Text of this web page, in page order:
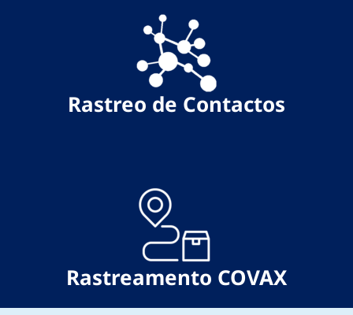
Rastreo de Contactos
Rastreamento COVAX